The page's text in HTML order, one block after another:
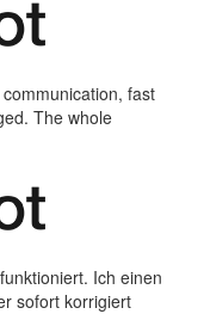
fast
The whole
Ich einen
sofort korrigiert